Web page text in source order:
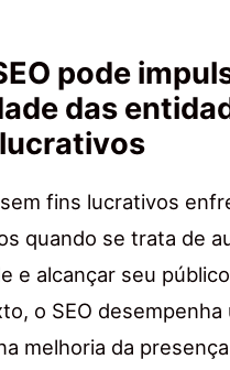
pode
das
fins lucrativos
quando se trata de
e alcançar seu
o SEO desempenha
melhoria da